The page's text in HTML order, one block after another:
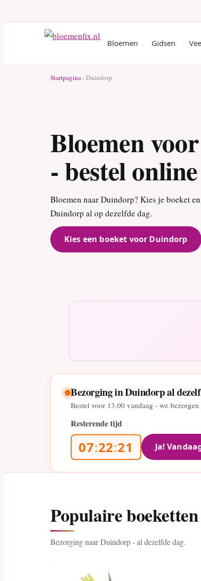
Bloemen Gidsen
Startpagina › Duindorp
Bloemen
- bestel online
Bloemen naar Duindorp? Kies je boeket
Duindorp al op dezelfde dag.
Kies een boeket voor Duindorp
Bezorging in Duindorp al
Bestel voor 13.00 vandaag - we
Resterende tijd
07:22:20 Ja!
Populaire
Bezorging naar Duindorp - al dezelfde dag.